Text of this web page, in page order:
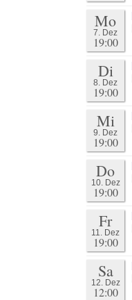
Mo
7. Dez
19:00
Di
8. Dez
19:00
Mi
9. Dez
19:00
Do
10. Dez
19:00
Fr
11. Dez
19:00
Sa
12. Dez
12:00